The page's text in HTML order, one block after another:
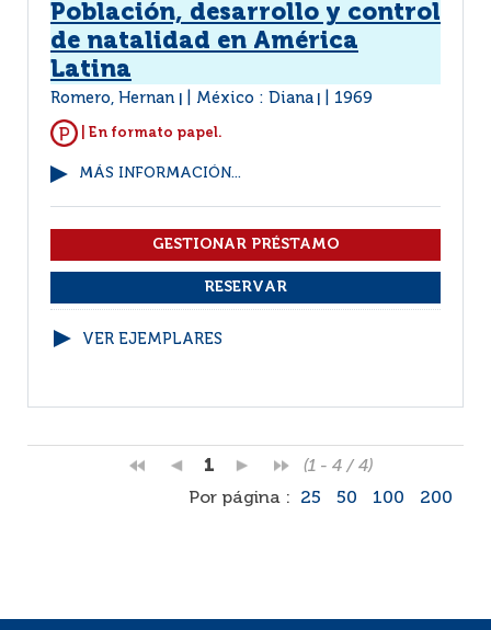
Población, desarrollo y control
de natalidad en América
Latina
Romero, Hernan México : Diana 1969
| En formato papel.
MÁS INFORMACIÓN...
VER EJEMPLARES
1
(1 - 4 / 4)
Por página :
25 50 100 200